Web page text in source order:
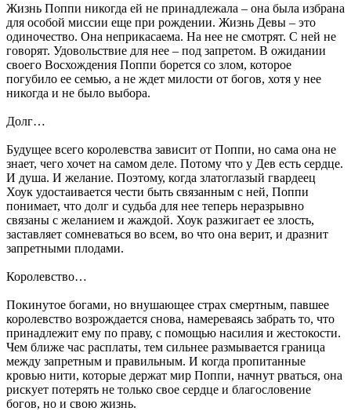
Жизнь Поппи никогда ей не принадлежала – она была избрана
для особой миссии еще при рождении. Жизнь Девы – это
одиночество. Она неприкасаема. На нее не смотрят. С ней не
говорят. Удовольствие для нее – под запретом. В ожидании
своего Восхождения Поппи борется со злом, которое
погубило ее семью, а не ждет милости от богов, хотя у нее
никогда и не было выбора.
Долг…
Будущее всего королевства зависит от Поппи, но сама она не
знает, чего хочет на самом деле. Потому что у Дев есть сердце.
И душа. И желание. Поэтому, когда златоглазый гвардеец
Хоук удостаивается чести быть связанным с ней, Поппи
понимает, что долг и судьба для нее теперь неразрывно
связаны с желанием и жаждой. Хоук разжигает ее злость,
заставляет сомневаться во всем, во что она верит, и дразнит
запретными плодами.
Королевство…
Покинутое богами, но внушающее страх смертным, павшее
королевство возрождается снова, намереваясь забрать то, что
принадлежит ему по праву, с помощью насилия и жестокости.
Чем ближе час расплаты, тем сильнее размывается граница
между запретным и правильным. И когда пропитанные
кровью нити, которые держат мир Поппи, начнут рваться, она
рискует потерять не только свое сердце и благословение
богов, но и свою жизнь.